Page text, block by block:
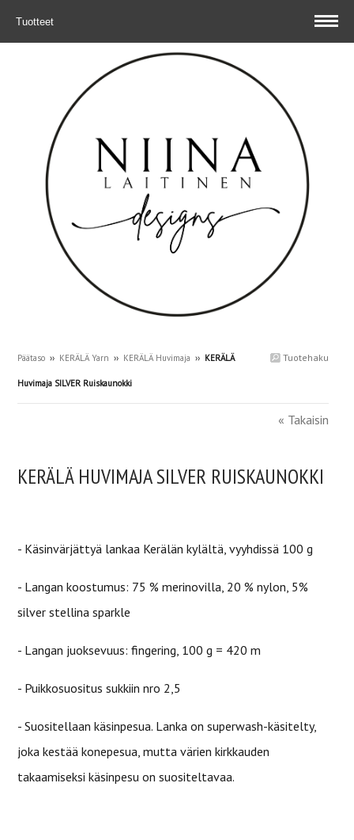
Tuotteet
Tuotehaku
Päätaso ›› KERÄLÄ Yarn ›› KERÄLÄ Huvimaja ›› KERÄLÄ
Huvimaja SILVER Ruiskaunokki
« Takaisin
KERÄLÄ HUVIMAJA SILVER RUISKAUNOKKI
- Käsinvärjättyä lankaa Kerälän kylältä, vyyhdissä 100 g
- Langan koostumus: 75 % merinovilla, 20 % nylon, 5%
silver stellina sparkle
- Langan juoksevuus: fingering, 100 g = 420 m
- Puikkosuositus sukkiin nro 2,5
- Suositellaan käsinpesua. Lanka on superwash-käsitelty,
joka kestää konepesua, mutta värien kirkkauden
takaamiseksi käsinpesu on suositeltavaa.